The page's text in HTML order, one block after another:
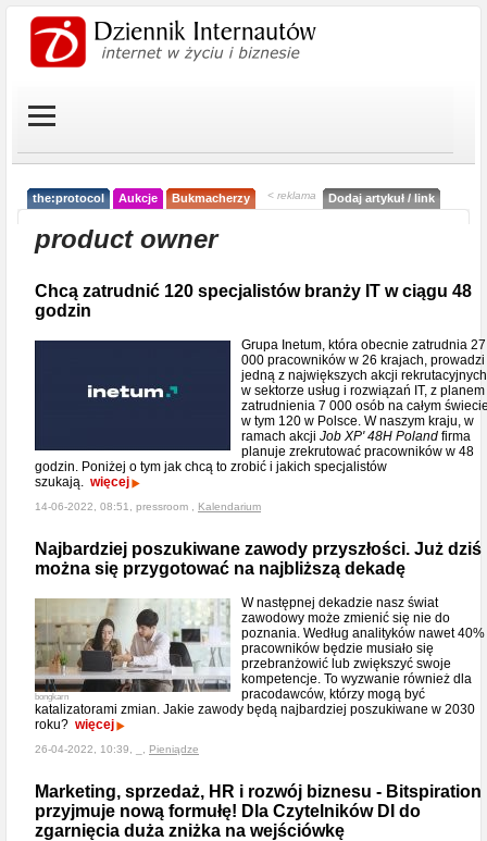
the:protocol Aukcje Bukmacherzy < reklama Dodaj artykuł / link
product owner
Chcą zatrudnić 120 specjalistów branży IT w ciągu 48
godzin
Grupa Inetum, która obecnie zatrudnia 27
000 pracowników w 26 krajach, prowadzi
jedną z największych akcji rekrutacyjnych
w sektorze usług i rozwiązań IT, z planem
zatrudnienia 7 000 osób na całym
w tym 120 w Polsce. W naszym kraju, w
ramach akcji Job XP' 48H Poland firma
planuje zrekrutować pracowników w 48
godzin. Poniżej o tym jak chcą to zrobić i jakich specjalistów
szukają. więcej
14-06-2022, 08:51, pressroom , Kalendarium
Najbardziej poszukiwane zawody przyszłości. Już dziś
można się przygotować na najbliższą dekadę
bongkarn
W następnej dekadzie nasz świat
zawodowy może zmienić się nie do
poznania. Według analityków nawet 40%
pracowników będzie musiało się
przebranżowić lub zwiększyć swoje
kompetencje. To wyzwanie również dla
pracodawców, którzy mogą być
katalizatorami zmian. Jakie zawody będą najbardziej poszukiwane w 2030
roku? więcej
26-04-2022, 10:39, _, Pieniądze
Marketing, sprzedaż, HR i rozwój biznesu - Bitspiration
przyjmuje nową formułę! Dla Czytelników DI do
zgarnięcia duża zniżka na wejściówkę